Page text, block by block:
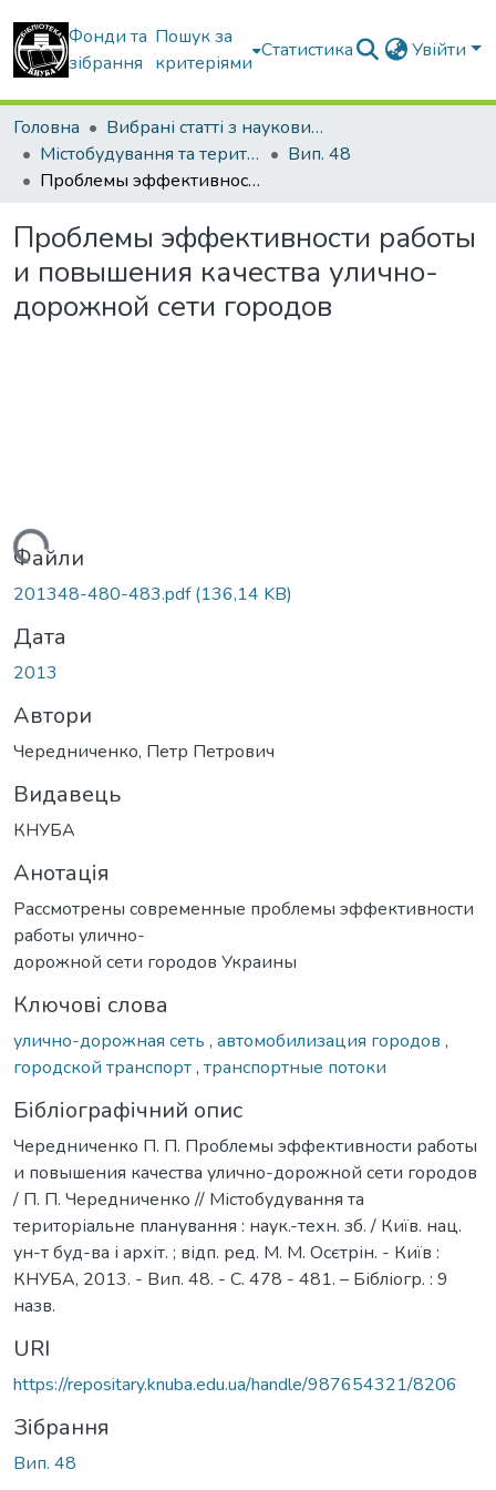
Фонди та
зібрання
Пошук за
критеріями
Статистика Увійти
Головна
Вибрані статті з наукових збірників КНУБА
Містобудування та територіальне планування
Вип. 48
Проблемы эффективности работы и повышения качества улично-дорожной сети городов
Проблемы эффективности работы
и повышения качества улично-
дорожной сети городов
Файли
201348-480-483.pdf(136,14 KB)
Дата
2013
Автори
Чередниченко, Петр Петрович
Видавець
КНУБА
Анотація
Рассмотрены современные проблемы эффективности
работы улично-
дорожной сети городов Украины
Ключові слова
улично-дорожная сеть , автомобилизация городов ,
городской транспорт, транспортные потоки
Бібліографічний опис
Чередниченко П. П. Проблемы эффективности работы
и повышения качества улично-дорожной сети городов
/ П. П. Чередниченко // Містобудування та
територіальне планування : наук.-техн. зб. / Київ. нац.
ун-т буд-ва і архіт. ; відп. ред. М. М. Осєтрін. - Київ :
КНУБА, 2013. - Вип. 48. - С. 478 - 481. – Бібліогр. : 9
назв.
URI
https://repositary.knuba.edu.ua/handle/987654321/8206
Зібрання
Вип. 48